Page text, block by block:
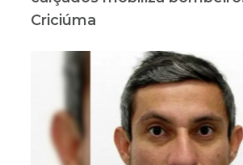
Criciúma